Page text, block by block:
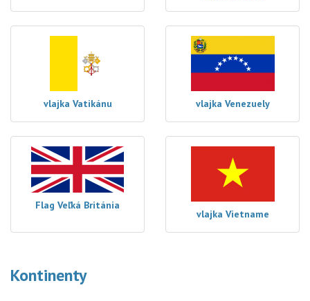
vlajka Vatikánu vlajka Venezuely
Flag Veľká Británia
vlajka Vietname
Kontinenty